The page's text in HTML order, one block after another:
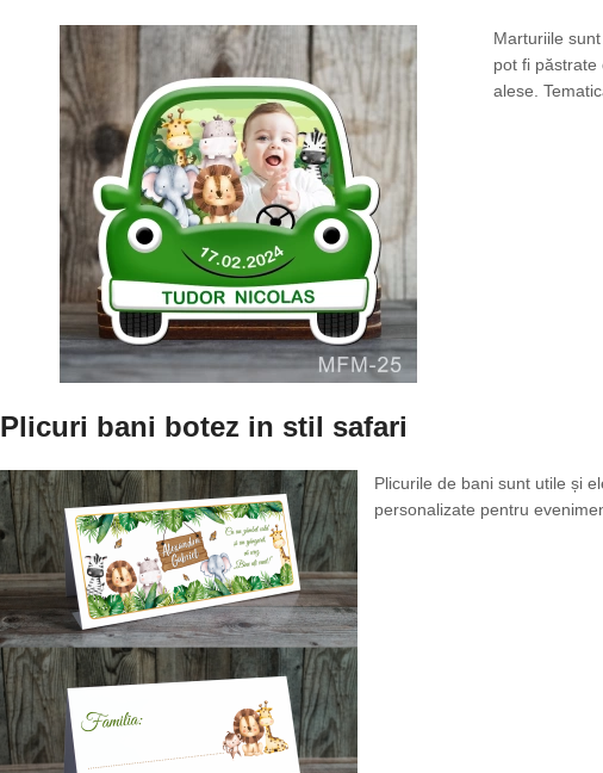
Marturiile
pot fi păstrate
alese.
Plicuri bani botez in stil safari
Plicurile de bani sunt utile și
personalizate pentru